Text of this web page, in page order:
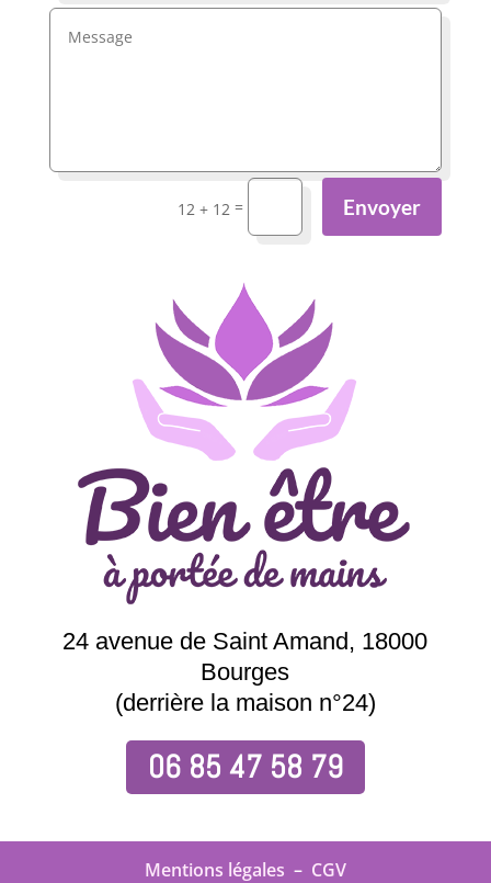
12 + 12 = Envoyer
24 avenue de Saint Amand, 18000
Bourges
(derrière la maison n°24)
06 85 47 58 79
Mentions légales – CGV